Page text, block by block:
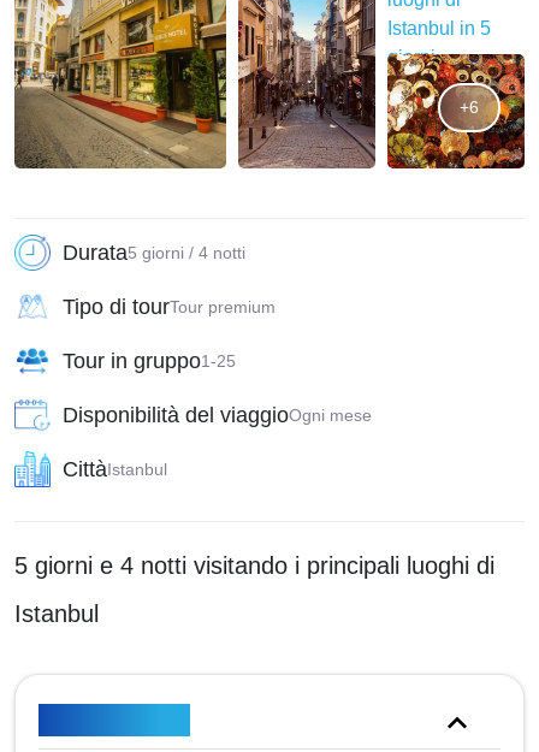
+6
Durata5 giorni / 4 notti
Tipo di tourTour premium
Tour in gruppo1-25
Disponibilità del viaggioOgni mese
CittàIstanbul
5 giorni e 4 notti visitando i principali luoghi di
Istanbul